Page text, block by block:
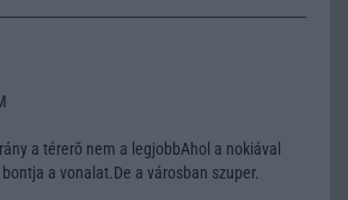
a térerõ nem a legjobbAhol a nokiával
a vonalat.De a városban szuper.